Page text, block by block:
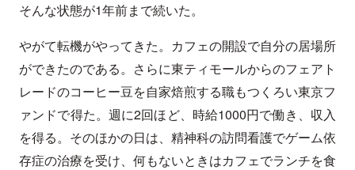
そんな状態が1年前まで続いた。
やがて転機がやってきた。カフェの開設で自分の居場所
ができたのである。さらに東ティモールからのフェアト
レードのコーヒー豆を自家焙煎する職もつくろい東京フ
ァンドで得た。週に2回ほど、時給1000円で働き、収入
を得る。そのほかの日は、精神科の訪問看護でゲーム依
存症の治療を受け、何もないときはカフェでランチを食